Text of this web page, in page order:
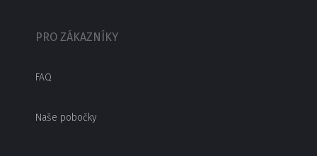
PRO ZÁKAZNÍKY
FAQ
Naše pobočky